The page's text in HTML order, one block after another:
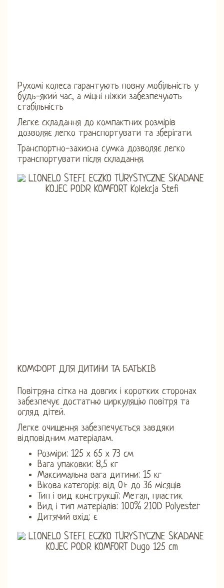
Рухомі колеса гарантують повну мобільність у
будь-який час, а міцні ніжки забезпечують
стабільність
Легке складання до компактних розмірів
дозволяє легко транспортувати та зберігати.
Транспортно-захисна сумка дозволяє легко
транспортувати після складання.
КОМФОРТ ДЛЯ ДИТИНИ ТА БАТЬКІВ
Повітряна сітка на довгих і коротких сторонах
забезпечує достатню циркуляцію повітря та
огляд дітей.
Легке очищення забезпечується завдяки
відповідним матеріалам.
Розміри: 125 х 65 х 73 см
Вага упаковки: 8,5 кг
Максимальна вага дитини: 15 кг
Вікова категорія: від 0+ до 36 місяців
Тип і вид конструкції: Метал, пластик
Вид і тип матеріалів: 100% 210D Polyester
Дитячий вхід: є